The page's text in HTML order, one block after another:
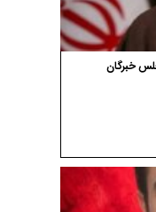
خبرگان